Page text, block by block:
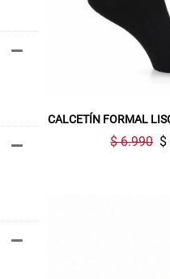
CALCETÍN FORMAL
$ 6.990 $